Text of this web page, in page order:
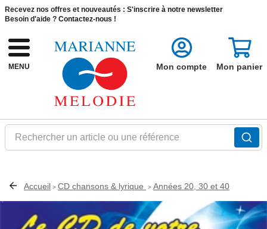
Recevez nos offres et nouveautés : S'inscrire à notre newsletter
Besoin d'aide ? Contactez-nous !
MENU
Rechercher un article ou une référence
Mon compte Mon panier
Accueil > CD chansons & lyrique > Années 20, 30 et 40